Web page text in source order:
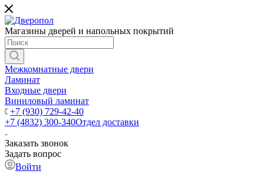
Магазины дверей и напольных покрытий
Межкомнатные двери
Ламинат
Входные двери
Виниловый ламинат
+7 (930) 729-42-40
+7 (4832) 300-340Отдел доставки
Заказать звонок
Задать вопрос
Войти